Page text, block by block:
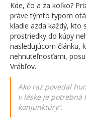
Kde, čo a za koľko?
práve týmto typom
kladie azda každý, kto
prostriedky do kúpy
nasledujúcom článku,
nehnuteľnosťami,
Vrábľov.
Ako raz povedal
v láske je potrebná
konjunktúry“.